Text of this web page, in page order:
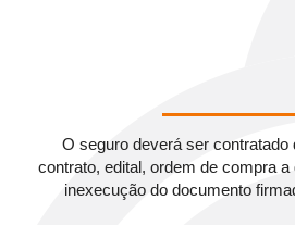
O seguro deverá ser contratado
contrato, edital, ordem de compra a
inexecução do documento